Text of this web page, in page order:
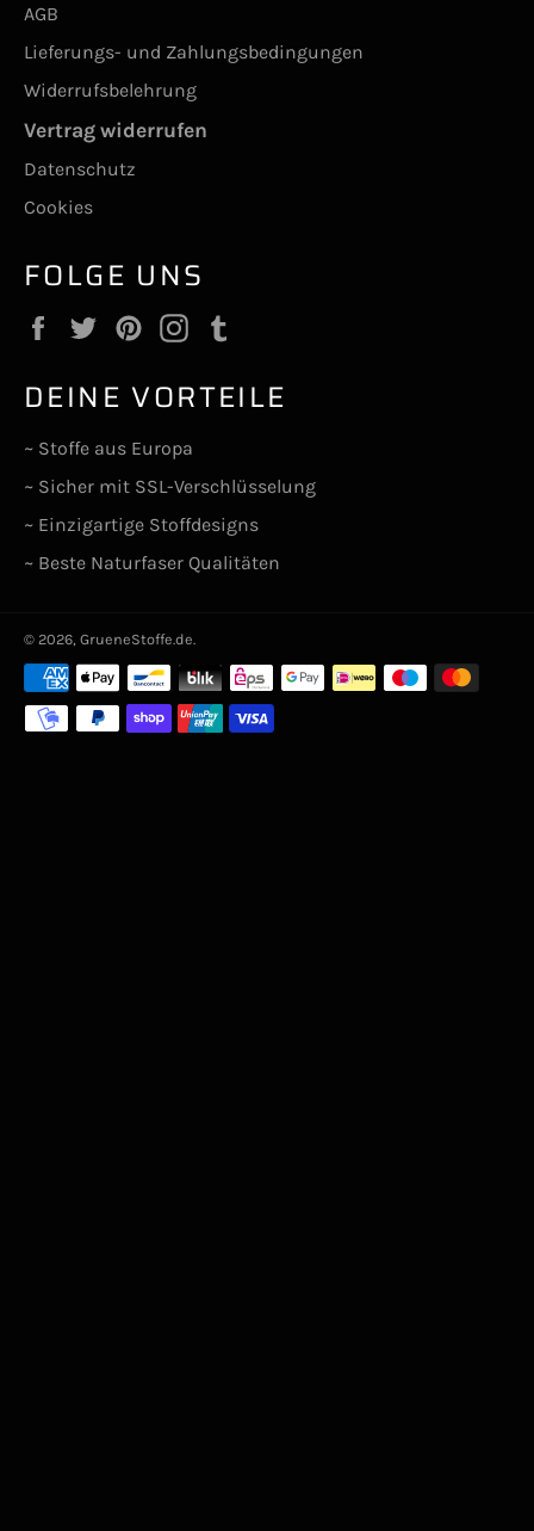
AGB
Lieferungs- und Zahlungsbedingungen
Widerrufsbelehrung
Vertrag widerrufen
Datenschutz
Cookies
FOLGE UNS
FacebookTwitterPinterestInstagram
DEINE VORTEILE
~ Stoffe aus Europa
~ Sicher mit SSL-Verschlüsselung
~ Einzigartige Stoffdesigns
~ Beste Naturfaser Qualitäten
© 2026, GrueneStoffe.de.
Zahlungsarten